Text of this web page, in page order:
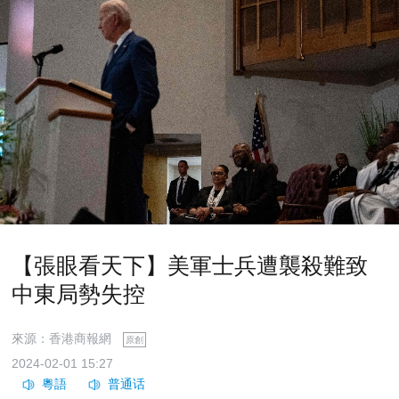
【張眼看天下】美軍士兵遭襲殺難致
中東局勢失控
來源：香港商報網 原創
2024-02-01 15:27